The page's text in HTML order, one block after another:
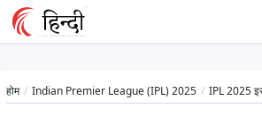
होम Indian Premier League (IPL) 2025 IPL 2025 इस मामले में